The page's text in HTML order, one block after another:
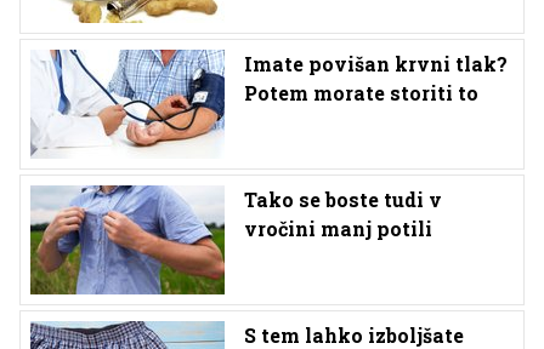
Imate povišan krvni tlak?
Potem morate storiti to
Tako se boste tudi v
vročini manj potili
S tem lahko izboljšate